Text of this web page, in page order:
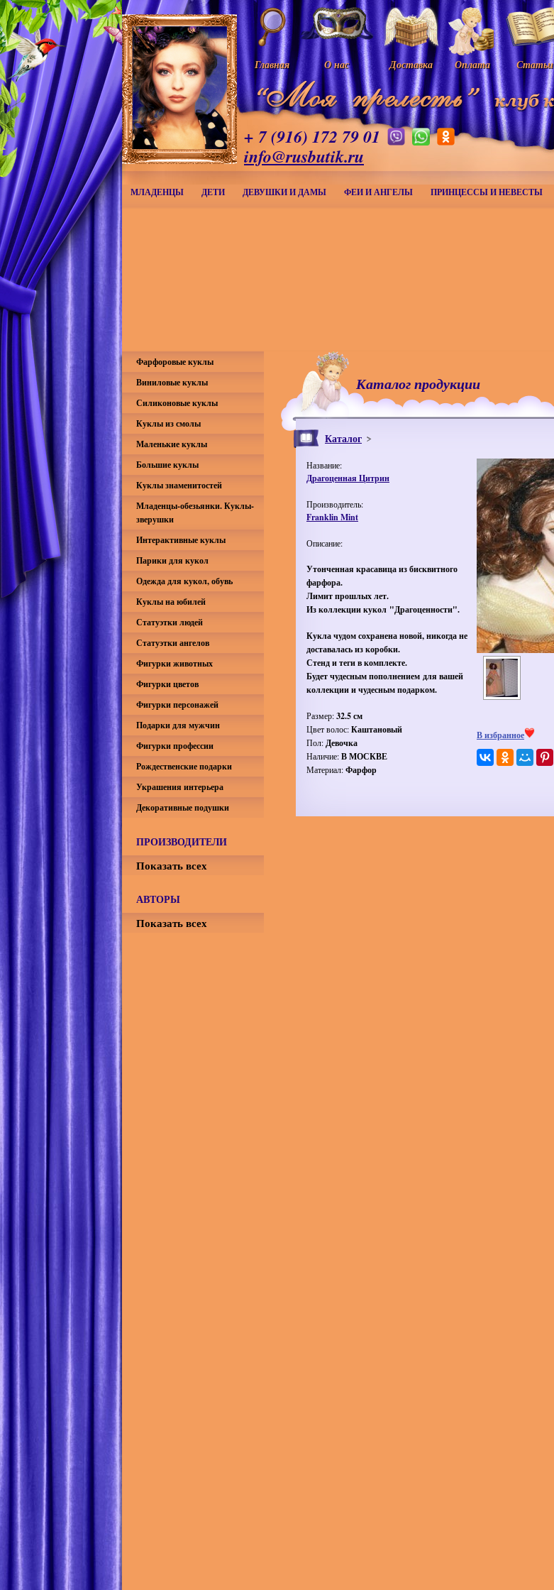
Главная О нас Доставка Оплата Статьи
+ 7 (916) 172 79 01
info@rusbutik.ru
МЛАДЕНЦЫ ДЕТИ ДЕВУШКИ И ДАМЫ ФЕИ И АНГЕЛЫ ПРИНЦЕССЫ И НЕВЕСТЫ
Каталог продукции
Каталог
Название:
Драгоценная Цитрин
Производитель:
Franklin Mint
Описание:
Утонченная красавица из бисквитного
фарфора.
Лимит прошлых лет.
Из коллекции кукол "Драгоценности".
Кукла чудом сохранена новой, никогда не
доставалась из коробки.
Стенд и теги в комплекте.
Будет чудесным пополнением для вашей
коллекции и чудесным подарком.
Размер:32.5 см
Цвет волос:Каштановый
Пол:Девочка
Наличие:В МОСКВЕ
Материал:Фарфор
В избранное
Фарфоровые куклы
Виниловые куклы
Силиконовые куклы
Куклы из смолы
Маленькие куклы
Большие куклы
Куклы знаменитостей
Младенцы-обезьянки. Куклы-
зверушки
Интерактивные куклы
Парики для кукол
Одежда для кукол, обувь
Куклы на юбилей
Статуэтки людей
Статуэтки ангелов
Фигурки животных
Фигурки цветов
Фигурки персонажей
Подарки для мужчин
Фигурки профессии
Рождественские подарки
Украшения интерьера
Декоративные подушки
ПРОИЗВОДИТЕЛИ
Показать всех
АВТОРЫ
Показать всех